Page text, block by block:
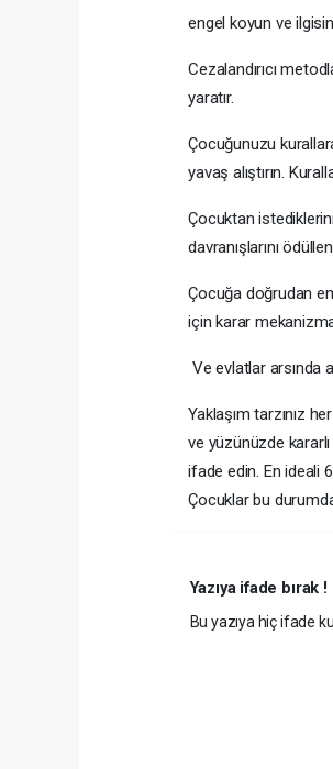
engel koyun ve
Cezalandırıcı
yaratır.
Çocuğunuzu
yavaş alıştırın.
Çocuktan
davranışlarını
Çocuğa doğrudan
için karar
Ve evlatlar arsında
Yaklaşım tarzınız
ve yüzünüzde
ifade edin. En ideali
Çocuklar bu
Yazıya ifade bırak !
Bu yazıya hiç ifade